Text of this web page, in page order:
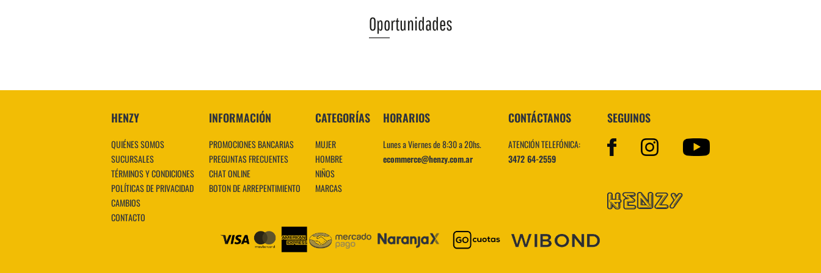
VER MÁS
Oportunidades
HENZY
QUIÉNES SOMOS
SUCURSALES
TÉRMINOS Y CONDICIONES
POLÍTICAS DE PRIVACIDAD
CAMBIOS
CONTACTO
INFORMACIÓN
PROMOCIONES BANCARIAS
PREGUNTAS FRECUENTES
CHAT ONLINE
BOTON DE ARREPENTIMIENTO
CATEGORÍAS
MUJER
HOMBRE
NIÑOS
MARCAS
HORARIOS
Lunes a Viernes de 8:30 a 20hs.
ecommerce@henzy.com.ar
CONTÁCTANOS
ATENCIÓN TELEFÓNICA:
3472 64-2559
SEGUINOS